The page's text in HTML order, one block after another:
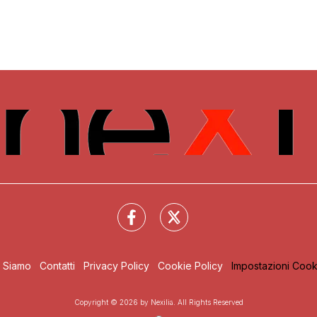
Siamo Contatti Privacy Policy Cookie Policy Impostazioni
Copyright © 2026 by Nexilia. All Rights Reserved